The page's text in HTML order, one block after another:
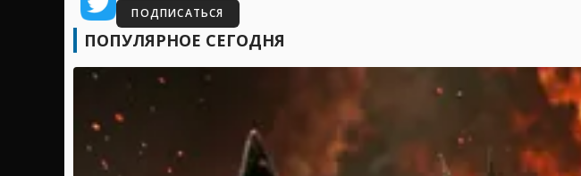
ПОДПИСАТЬСЯ
ПОПУЛЯРНОЕ СЕГОДНЯ